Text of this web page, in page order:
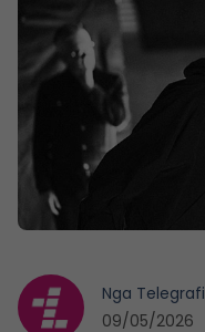
Nga Telegrafi
09/05/2026